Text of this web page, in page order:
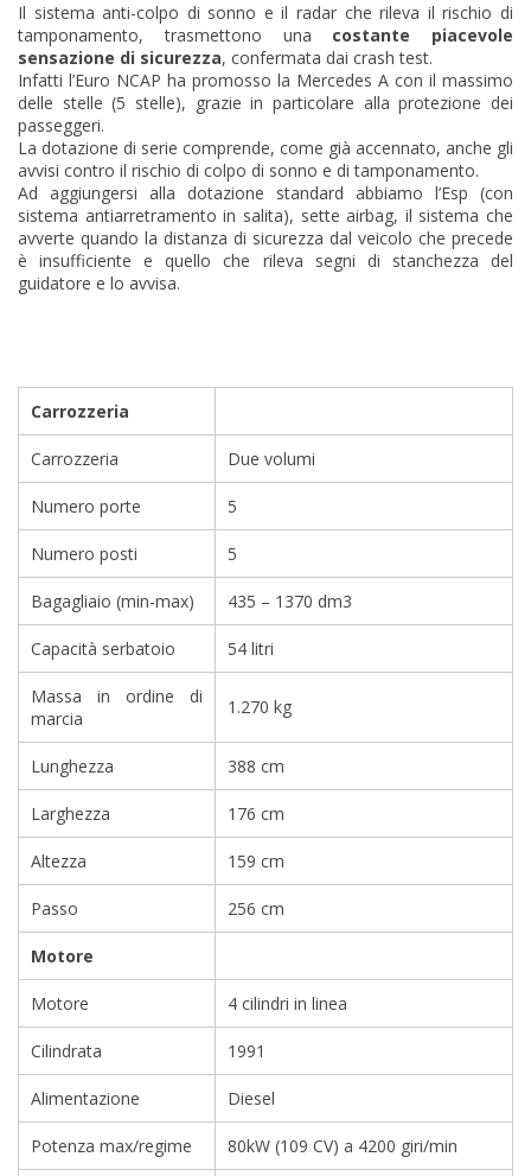
Il sistema anti-colpo di sonno e il radar che rileva il rischio di
tamponamento, trasmettono una costante piacevole
sensazione di sicurezza, confermata dai crash test.
Infatti l’Euro NCAP ha promosso la Mercedes A con il massimo
delle stelle (5 stelle), grazie in particolare alla protezione dei
passeggeri.
La dotazione di serie comprende, come già accennato, anche gli
avvisi contro il rischio di colpo di sonno e di tamponamento.
Ad aggiungersi alla dotazione standard abbiamo l’Esp (con
sistema antiarretramento in salita), sette airbag, il sistema che
avverte quando la distanza di sicurezza dal veicolo che precede
è insufficiente e quello che rileva segni di stanchezza del
guidatore e lo avvisa.
Carrozzeria
Carrozzeria Due volumi
Numero porte 5
Numero posti 5
Bagagliaio (min-max) 435 – 1370 dm3
Capacità serbatoio 54 litri
Massa in ordine di
marcia
1.270 kg
Lunghezza 388 cm
Larghezza 176 cm
Altezza 159 cm
Passo 256 cm
Motore
Motore 4 cilindri in linea
Cilindrata 1991
Alimentazione Diesel
Potenza max/regime 80kW (109 CV) a 4200 giri/min